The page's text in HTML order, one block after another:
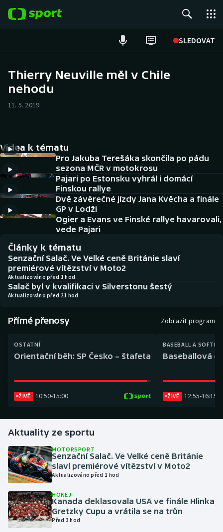
SLEDOVAT
Hokej
Cyklistika
DALŠÍ SPORTY
Americký fotbal
Baseball a softbal
Basketbal
Biatlon
Boby a skeleton
Box
Curling
Florbal
Futsal
Golf
Gymnastika
Házená
Jezdectví
NEPŘEHLÉDNĚTE
Historické návraty
Aplikace ČT sport
Thierry Neuville měl v Chile
nehodu
11. 5. 2019
Videa k tématu
Pro Jakuba Terešáka skončila po pádu
sezona MČR v motokrosu
Pajari po Estonsku vyhrál i domácí
Finskou rallye
Dvě závěrečné jízdy Jana Kvěcha a finále
GP v Lodži
Ogier a Evans ve Finské rallye havarovali,
vede Pajari
Články k tématu
Senzační Salač. Ve Velké ceně Británie slaví
premiérové vítězství v Moto2
Aktualizováno před 1 hod
Salač byl v kvalifikaci v Silverstonu šestý
Aktualizováno před 21 hod
Přímé přenosy Zobrazit program
OSTATNÍ
Orientační běh: SP Česko – štafeta
ŽIVĚ 10:50-15:00
BASEBALL A
Baseballová
ŽIVĚ 12:55-16:15
Aktuality ze sportu
MOTORSPORT
Senzační Salač. Ve Velké ceně Británie
slaví premiérové vítězství v Moto2
Aktualizováno před 1 hod
HOKEJ
Kanada deklasovala USA ve finále Hlinka
Gretzky Cupu a vrátila se na trůn
Před 3 hod